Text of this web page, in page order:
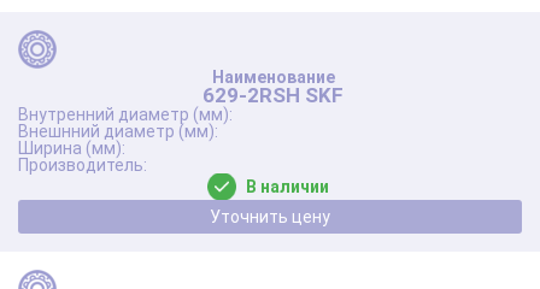
629-2RSH SKF
В наличии
Уточнить цену